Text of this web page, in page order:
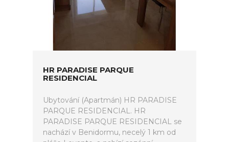
HR PARADISE PARQUE
RESIDENCIAL
Ubytování (Apartmán) HR PARADISE
PARQUE RESIDENCIAL. HR
PARADISE PARQUE RESIDENCIAL se
nachází v Benidormu, necelý 1 km od